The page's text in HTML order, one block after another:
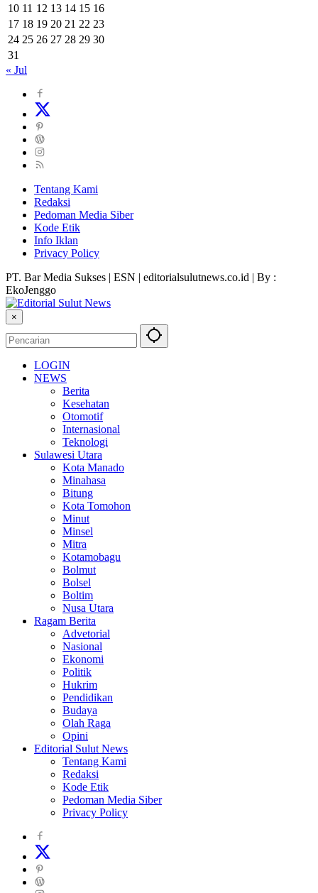
10 11 12 13 14 15 16
17 18 19 20 21 22 23
24 25 26 27 28 29 30
31
« Jul
Tentang Kami
Redaksi
Pedoman Media Siber
Kode Etik
Info Iklan
Privacy Policy
PT. Bar Media Sukses | ESN | editorialsulutnews.co.id | By :
EkoJenggo
×
LOGIN
NEWS
Berita
Kesehatan
Otomotif
Internasional
Teknologi
Sulawesi Utara
Kota Manado
Minahasa
Bitung
Kota Tomohon
Minut
Minsel
Mitra
Kotamobagu
Bolmut
Bolsel
Boltim
Nusa Utara
Ragam Berita
Advetorial
Nasional
Ekonomi
Politik
Hukrim
Pendidikan
Budaya
Olah Raga
Opini
Editorial Sulut News
Tentang Kami
Redaksi
Kode Etik
Pedoman Media Siber
Privacy Policy